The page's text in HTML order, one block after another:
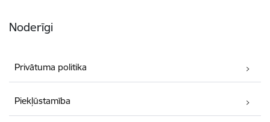
Noderīgi
Privātuma politika
Piekļūstamība